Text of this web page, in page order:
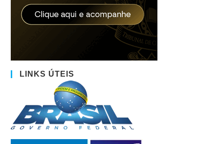
LINKS ÚTEIS